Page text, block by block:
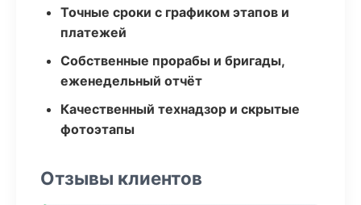
Точные сроки с графиком этапов и
платежей
Собственные прорабы и бригады,
еженедельный отчёт
Качественный технадзор и скрытые
фотоэтапы
Отзывы клиентов